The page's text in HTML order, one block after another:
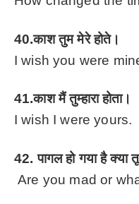
40.काश तुम मेरे होते।
I wish you were
41.काश मैं तुम्हारा होता।
I wish I were yours.
42. पागल हो गया है क्या
Are you mad or